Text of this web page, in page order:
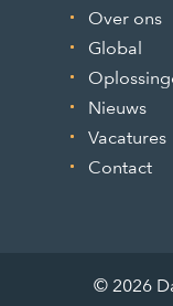
Over ons
Global
Nieuws
Vacatures
Contact
© 2026